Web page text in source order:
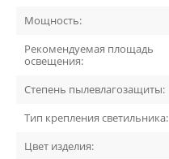
Мощность:
Рекомендуемая площадь
освещения:
Степень пылевлагозащиты:
Тип крепления светильника:
Цвет изделия: